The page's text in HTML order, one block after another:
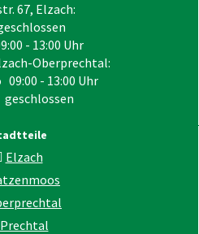
67, Elzach:
- 13:00 Uhr
Oberprechtal:
09:00 - 13:00 Uhr
geschlossen
Elzach
Prechtal